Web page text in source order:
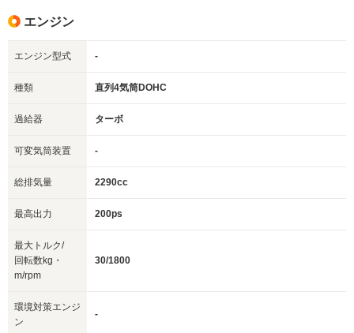
エンジン
エンジン型式 -
種類 直列4気筒DOHC
過給器 ターボ
可変気筒装置 -
総排気量 2290cc
最高出力 200ps
最大トルク/
回転数kg・
m/rpm
30/1800
環境対策エンジ
ン
-